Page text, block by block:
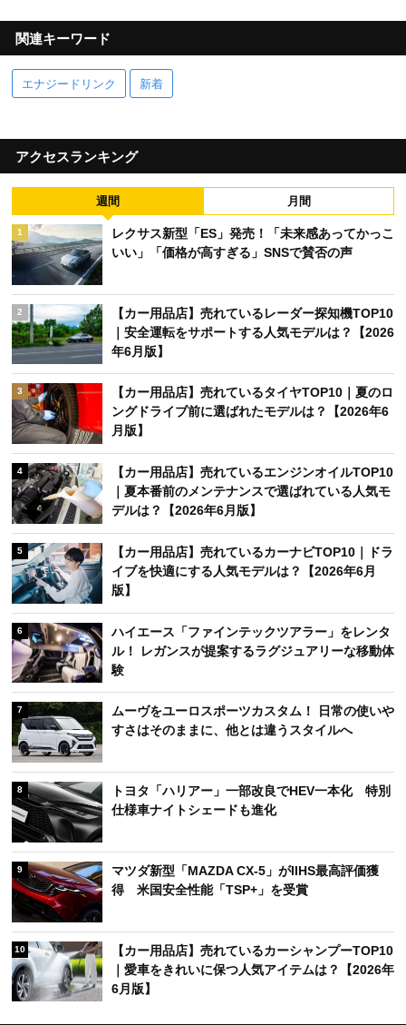
関連キーワード
エナジードリンク 新着
アクセスランキング
週間 月間
1
レクサス新型「ES」発売！「未来感あってかっこ
いい」「価格が高すぎる」SNSで賛否の声
2
【カー用品店】売れているレーダー探知機TOP10
｜安全運転をサポートする人気モデルは？【2026
年6月版】
3
【カー用品店】売れているタイヤTOP10｜夏のロ
ングドライブ前に選ばれたモデルは？【2026年6
月版】
4
【カー用品店】売れているエンジンオイルTOP10
｜夏本番前のメンテナンスで選ばれている人気モ
デルは？【2026年6月版】
5
【カー用品店】売れているカーナビTOP10｜ドラ
イブを快適にする人気モデルは？【2026年6月
版】
6
ハイエース「ファインテックツアラー」をレンタ
ル！ レガンスが提案するラグジュアリーな移動体
験
7
ムーヴをユーロスポーツカスタム！ 日常の使いや
すさはそのままに、他とは違うスタイルへ
8
トヨタ「ハリアー」一部改良でHEV一本化 特別
仕様車ナイトシェードも進化
9
マツダ新型「MAZDA CX-5」がIIHS最高評価獲
得 米国安全性能「TSP+」を受賞
10
【カー用品店】売れているカーシャンプーTOP10
｜愛車をきれいに保つ人気アイテムは？【2026年
6月版】